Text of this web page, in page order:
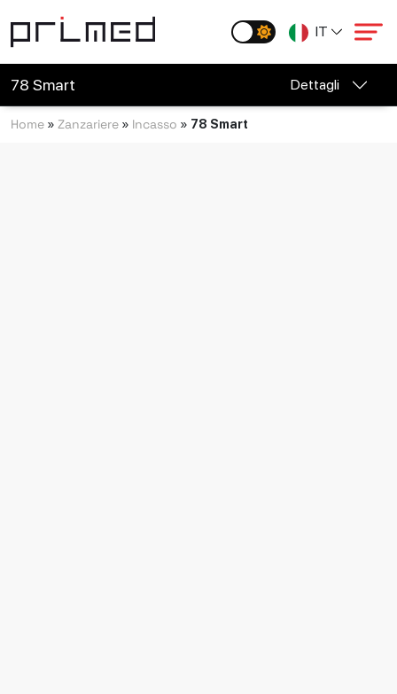
IT
78 Smart Dettagli
Home » Zanzariere » Incasso » 78 Smart